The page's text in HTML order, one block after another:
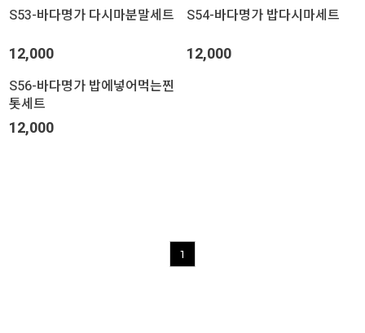
S53-바다명가 다시마분말세트
12,000
S54-바다명가 밥다시마세트
12,000
S56-바다명가 밥에넣어먹는찐
톳세트
12,000
1